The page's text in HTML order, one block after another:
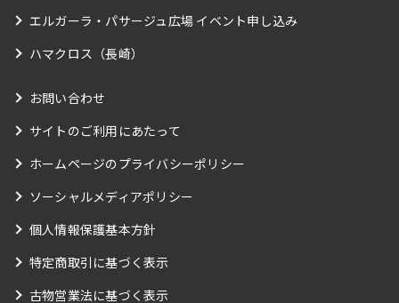
エルガーラ・パサージュ広場 イベント申し込み
ハマクロス（長崎）
お問い合わせ
サイトのご利用にあたって
ホームページのプライバシーポリシー
ソーシャルメディアポリシー
個人情報保護基本方針
特定商取引に基づく表示
古物営業法に基づく表示